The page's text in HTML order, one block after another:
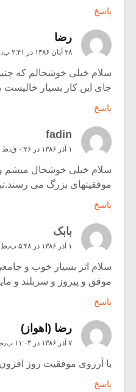
پاسخ
رضا
۲۸ آبان ۱۳۸۶ در ۲:۴۱ ب٫ظ
سلام خیلی خوشحالم که
جای این کار بسیار خالیست
پاسخ
fadin
۱ آذر ۱۳۸۶ در ۰:۲۶ ق٫ظ
سلام خیلی خوشحال میشم
موفقیتهای بزرگ می
پاسخ
بابک
۱ آذر ۱۳۸۶ در ۵:۴۸ ب٫ظ
سلام اثر بسیار خوب و
موفق و پیروز و سربلند و
پاسخ
رضا (اهواز)
۷ آذر ۱۳۸۶ در ۱۱:۰۳ ب٫ظ
با آرزوی موفقیت روز
پاسخ